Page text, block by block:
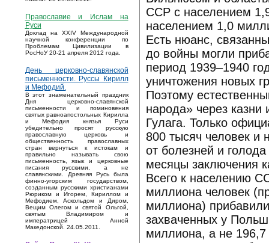
Православие и Ислам на
Руси
Доклад на XXIV Международной
научной конференции по
Проблемам Цивилизации в
РосНоУ 20-21 апреля 2012 года.
День церковно-славянской
письменности. Руссы Кирилл
и Мефодий.
В этот знаменательный праздник
Дня церковно-славянской
письменности и поминовения
святых равноапостольных Кирилла
и Мефодия князья Руси
убедительно просят русскую
православную церковь и
общественность православных
стран вернуться к истокам и
правильно называть свою
письменность, язык и церковные
писания русскими, а не
славянскими. Древняя Русь была
финно-угорским государством,
созданным русскими христианами
Рюриком и Игорем, Кириллом и
Мефодием, Аскольдом и Диром,
Вещим Олегом и святой Ольгой,
святым Владимиром и
императрицей Анной
Македонской. 24.05.2011.
ССР с населением
населением 1,0
Есть нюанс,
до войны могли
период 1939–1940
уничтожения новых
Поэтому
народа» через казни
Гулага. Только
800 тысяч человек и
от болезней и
месяцы заключения
Всего к населению
миллиона человек
миллиона)
захваченных у
миллиона, а не